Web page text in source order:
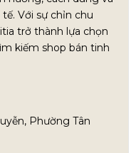
Với sự chỉn chu
trở thành lựa chọn
kiếm shop bán tinh
Phường Tân